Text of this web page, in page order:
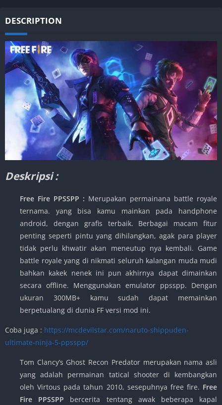
DESCRIPTION
Deskripsi :
Free Fire PPSSPP : Merupakan permainana battle royale
ternama. yang bisa kamu mainkan pada handphone
android, dengan grafis terbaik. Berbagai macam fitur
penting seperti pintu yang dihilangkan, agak para player
tidak perlu khwatir akan meneutup nya kembali. Game
battle royale yang di nikmati seluruh kalangan muda mudi
bahkan kakek nenek ini pun akhirnya dapat dimainkan
secara offline. Menggunakan emulator ppsspp. Dengan
ukuran 300MB+ kamu sudah dapat memainkan
berpetualang di dunia FF versi mod ini.
Coba juga : https://mcdevilstar.com/naruto-shippuden-
ultimate-ninja-5-ppsspp/
Tom Clancy’s Ghost Recon Predator merupakan nama asli
yang adalah permainan tatical shooter di kembangkan
oleh Virtous pada tahun 2010, sesepuhnya free fire. Free
Fire PPSSPP bercerita tentang awak beberapa kapal